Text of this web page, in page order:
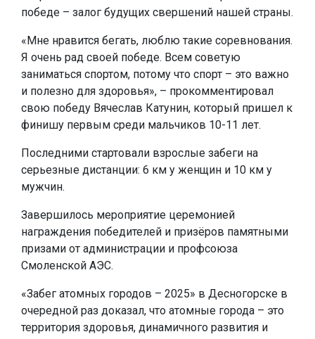
победе – залог будущих свершений нашей страны.
«Мне нравится бегать, люблю такие соревнования.
Я очень рад своей победе. Всем советую
заниматься спортом, потому что спорт – это важно
и полезно для здоровья», – прокомментировал
свою победу Вячеслав Катунин, который пришел к
финишу первым среди мальчиков 10-11 лет.
Последними стартовали взрослые забеги на
серьезные дистанции: 6 км у женщин и 10 км у
мужчин.
Завершилось мероприятие церемонией
награждения победителей и призёров памятными
призами от администрации и профсоюза
Смоленской АЭС.
«Забег атомных городов – 2025» в Десногорске в
очередной раз доказал, что атомные города – это
территория здоровья, динамичного развития и